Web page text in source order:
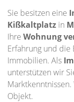
Sie besitzen eine
Kißkaltplatz in
Ihre Wohnung
Erfahrung und die
Immobilien. Als
unterstützen wir
Objekt.